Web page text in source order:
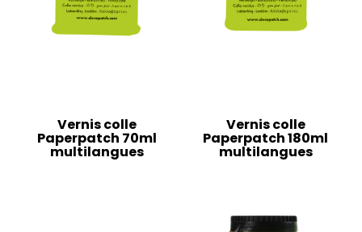
Vernis colle
Paperpatch 70ml
multilangues
Vernis colle
Paperpatch 180ml
multilangues